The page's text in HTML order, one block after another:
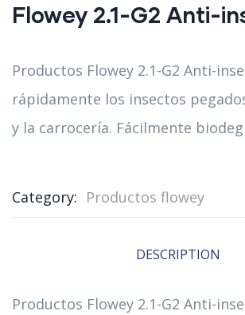
Flowey 2.1-G2 Anti-
Productos Flowey 2.1-G2 Anti-
rápidamente los insectos
y la carrocería. Fácilmente
Category: Productos flowey
DESCRIPTION
Productos Flowey 2.1-G2 Anti-